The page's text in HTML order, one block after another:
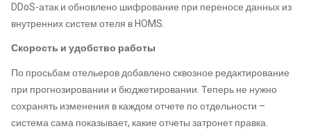
DDoS-атак и обновлено шифрование при переносе данных из
внутренних систем отеля в HOMS.
Скорость и удобство работы
По просьбам отельеров добавлено сквозное редактирование
при прогнозировании и бюджетировании. Теперь не нужно
сохранять изменения в каждом отчете по отдельности –
система сама показывает, какие отчеты затронет правка.